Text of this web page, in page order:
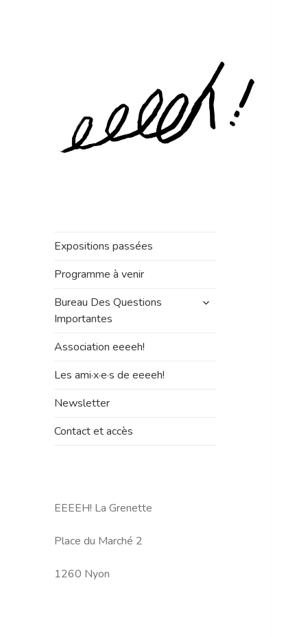
Expositions passées
Programme à venir
Bureau Des Questions
Importantes
ouvrir
Association eeeeh!
Les ami·x·e·s de eeeeh!
Newsletter
Contact et accès
EEEEH! La Grenette
Place du Marché 2
1260 Nyon